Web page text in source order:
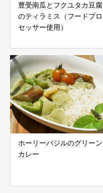
豊受南瓜とフクユタカ豆腐
のティラミス（フードプロ
セッサー使用）
ホーリーバジルのグリーン
カレー